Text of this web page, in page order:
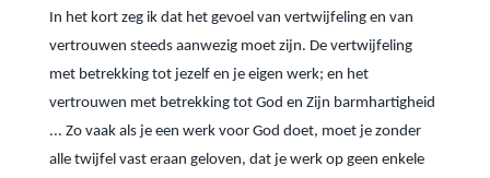
In het kort zeg ik dat het gevoel van vertwijfeling en van
vertrouwen steeds aanwezig moet zijn. De vertwijfeling
met betrekking tot jezelf en je eigen werk; en het
vertrouwen met betrekking tot God en Zijn barmhartigheid
... Zo vaak als je een werk voor God doet, moet je zonder
alle twijfel vast eraan geloven, dat je werk op geen enkele